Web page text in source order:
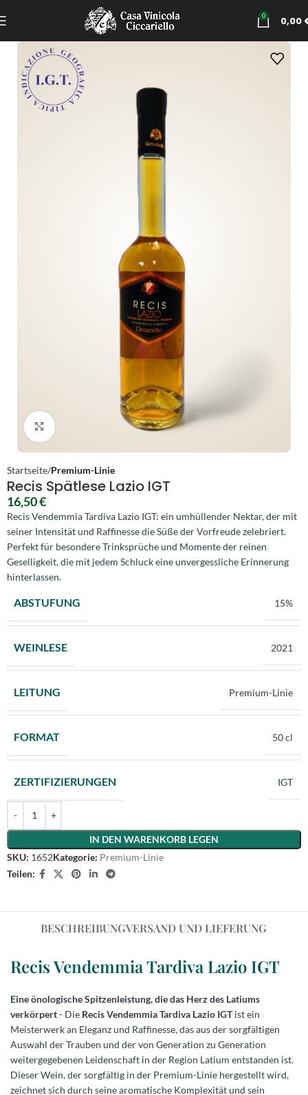
0 0,00
Zum Vergrößern anklicken
Startseite Premium-Linie
Recis Spätlese Lazio IGT
16,50€
Recis Vendemmia Tardiva Lazio IGT: ein umhüllender Nektar, der mit
seiner Intensität und Raffinesse die Süße der Vorfreude zelebriert.
Perfekt für besondere Trinksprüche und Momente der reinen
Geselligkeit, die mit jedem Schluck eine unvergessliche Erinnerung
hinterlassen.
ABSTUFUNG 15%
WEINLESE 2021
LEITUNG Premium-Linie
FORMAT 50 cl
ZERTIFIZIERUNGEN IGT
IN DEN WARENKORB LEGEN
SKU: 1652Kategorie: Premium-Linie
Teilen:
BESCHREIBUNGVERSAND UND LIEFERUNG
Recis Vendemmia Tardiva Lazio IGT
Eine önologische Spitzenleistung, die das Herz des Latiums
verkörpert- Die Recis Vendemmia Tardiva Lazio IGTist ein
Meisterwerk an Eleganz und Raffinesse, das aus der sorgfältigen
Auswahl der Trauben und der von Generation zu Generation
weitergegebenen Leidenschaft in der Region Latium entstanden ist.
Dieser Wein, der sorgfältig in der Premium-Linie hergestellt wird,
zeichnet sich durch seine aromatische Komplexität und sein